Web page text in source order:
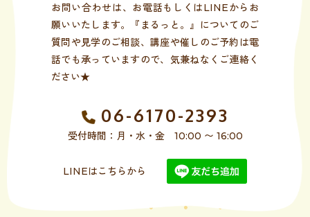
お問い合わせは、お電話もしくはLINEからお
願いいたします。『まるっと。』についてのご
質問や見学のご相談、講座や催しのご予約は電
話でも承っていますので、気兼ねなくご連絡く
ださい★
06-6170-2393
受付時間：月・水・金 10:00 〜 16:00
LINEはこちらから